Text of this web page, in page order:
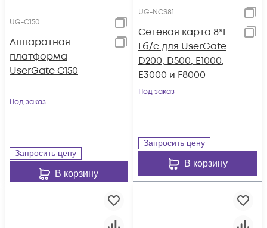
UG-C150
Аппаратная
платформа
UserGate С150
Под заказ
Запросить цену
В корзину
UG-NCS81
Сетевая карта 8*1
Гб/c для UserGate
D200, D500, E1000,
E3000 и F8000
Под заказ
Запросить цену
В корзину